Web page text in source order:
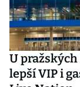
U
lepší VIP i